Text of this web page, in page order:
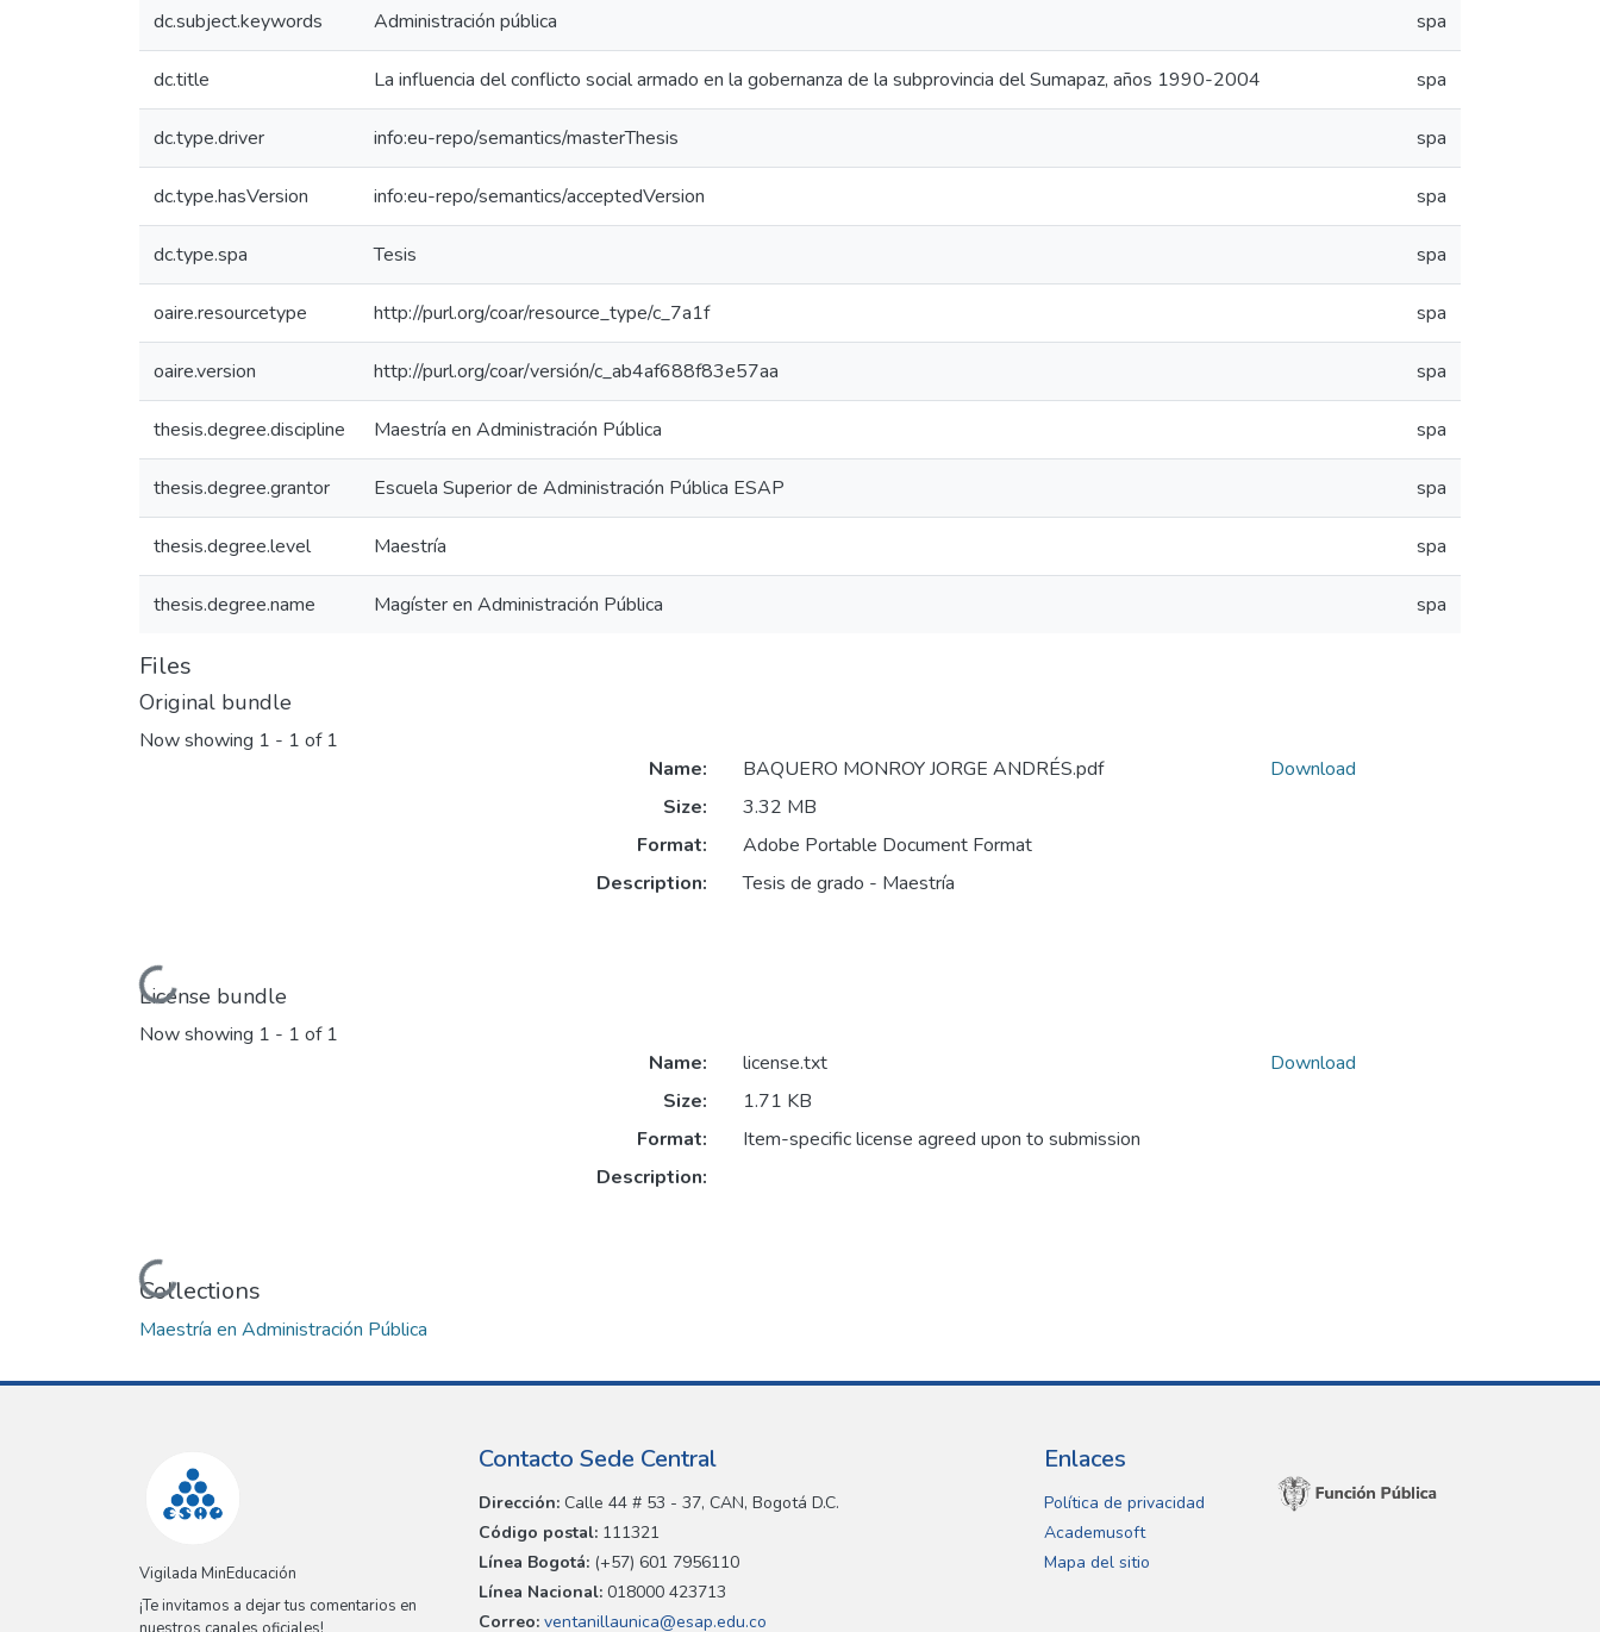
dc.subject.keywords Administración pública spa
dc.title La influencia del conflicto social armado en la gobernanza de la subprovincia del Sumapaz, años 1990-2004 spa
dc.type.driver info:eu-repo/semantics/masterThesis spa
dc.type.hasVersion info:eu-repo/semantics/acceptedVersion spa
dc.type.spa Tesis spa
oaire.resourcetype http://purl.org/coar/resource_type/c_7a1f spa
oaire.version http://purl.org/coar/versión/c_ab4af688f83e57aa spa
thesis.degree.discipline Maestría en Administración Pública spa
thesis.degree.grantor Escuela Superior de Administración Pública ESAP spa
thesis.degree.level Maestría spa
thesis.degree.name Magíster en Administración Pública spa
Files
Original bundle
Now showing 1 - 1 of 1
Loading...
Name:
BAQUERO MONROY JORGE ANDRÉS.pdf
Size:
3.32 MB
Format:
Adobe Portable Document Format
Description:
Tesis de grado - Maestría
Download
License bundle
Now showing 1 - 1 of 1
Loading...
Name:
license.txt
Size:
1.71 KB
Format:
Item-specific license agreed upon to submission
Description:
Download
Collections
Maestría en Administración Pública
Vigilada MinEducación
¡Te invitamos a dejar tus comentarios en
Contacto Sede Central
Dirección: Calle 44 # 53 - 37, CAN, Bogotá D.C.
Código postal: 111321
Línea Bogotá: (+57) 601 7956110
Línea Nacional: 018000 423713
Correo: ventanillaunica@esap.edu.co
Enlaces
Política de privacidad
Academusoft
Mapa del sitio